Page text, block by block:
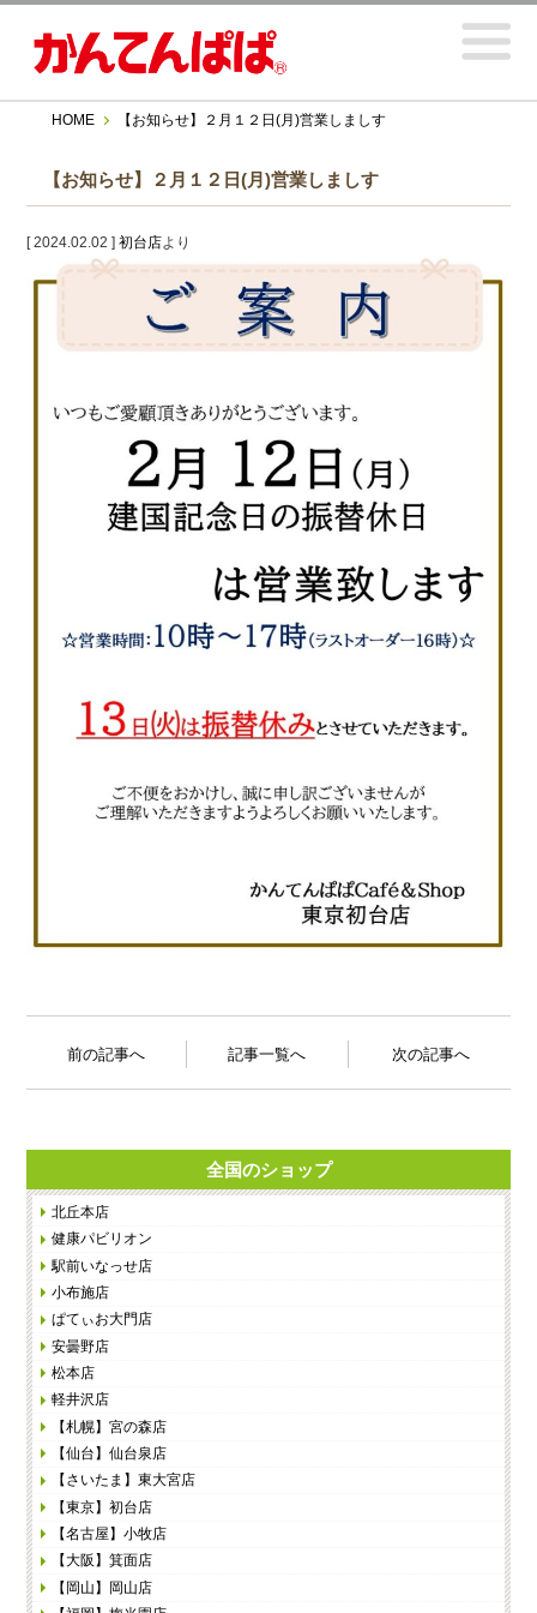
HOME 【お知らせ】２月１２日(月)営業しましす
【お知らせ】２月１２日(月)営業しましす
[ 2024.02.02 ]初台店より
前の記事へ 記事一覧へ 次の記事へ
全国のショップ
北丘本店
健康パビリオン
駅前いなっせ店
小布施店
ぱてぃお大門店
安曇野店
松本店
軽井沢店
【札幌】宮の森店
【仙台】仙台泉店
【さいたま】東大宮店
【東京】初台店
【名古屋】小牧店
【大阪】箕面店
【岡山】岡山店